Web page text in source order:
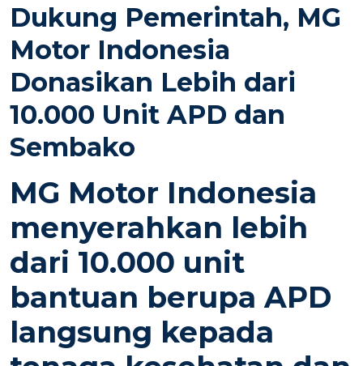
T
D
O
Dukung Pemerintah, MG
Motor Indonesia
Donasikan Lebih dari
10.000 Unit APD dan
Sembako
MG Motor Indonesia
menyerahkan lebih
dari 10.000 unit
bantuan berupa APD
langsung kepada